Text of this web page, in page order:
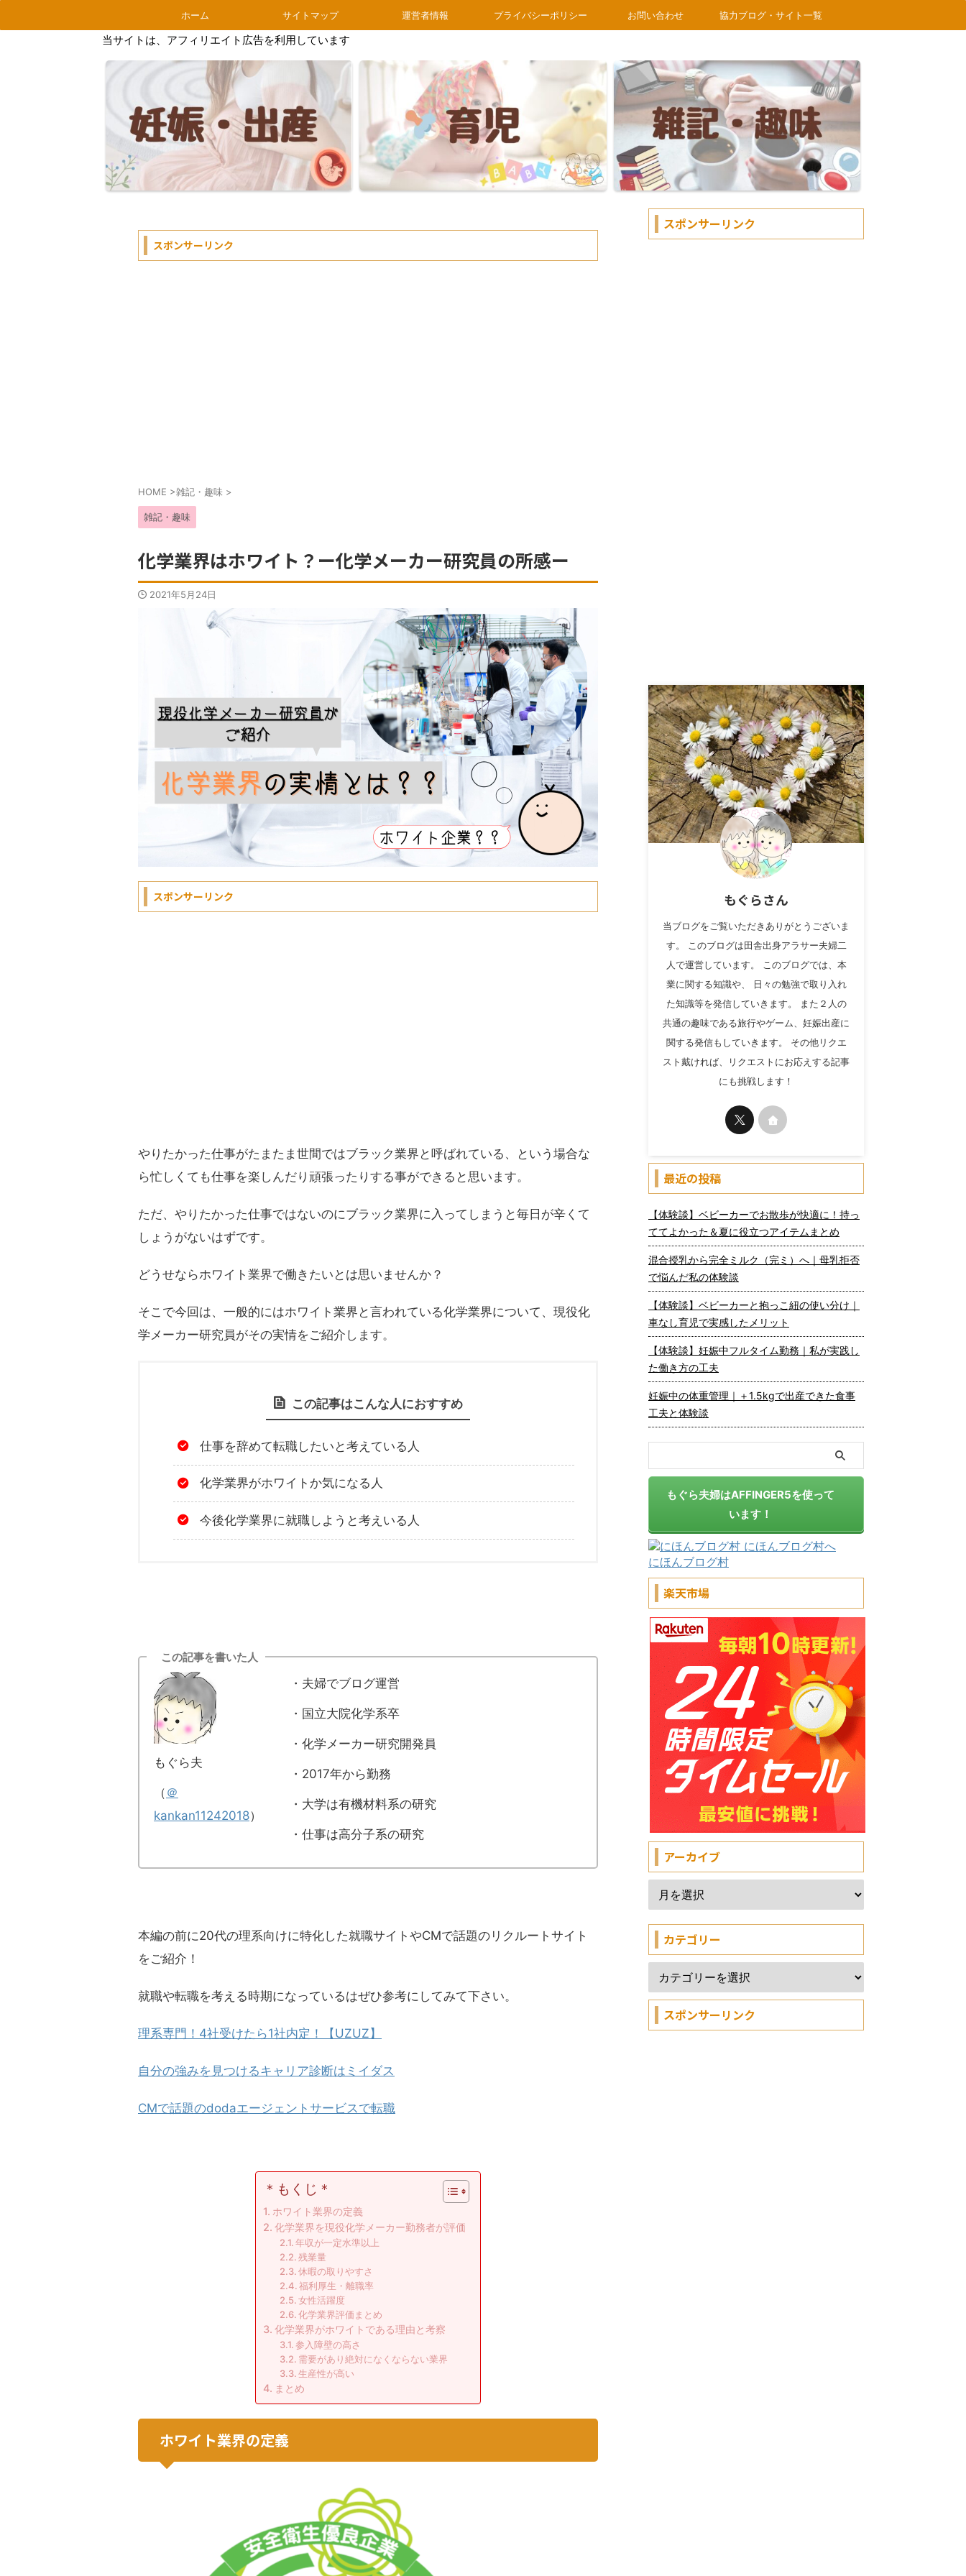
ホーム サイトマップ 運営者情報 プライバシーポリシー お問い合わせ 協力ブログ・サイト一覧
当サイトは、アフィリエイト広告を利用しています
スポンサーリンク
HOME >雑記・趣味 >
雑記・趣味
化学業界はホワイト？ー化学メーカー研究員の所感ー
2021年5月24日
スポンサーリンク
やりたかった仕事がたまたま世間ではブラック業界と呼ばれている、という場合な
ら忙しくても仕事を楽しんだり頑張ったりする事ができると思います。
ただ、やりたかった仕事ではないのにブラック業界に入ってしまうと毎日が辛くて
しょうがないはずです。
どうせならホワイト業界で働きたいとは思いませんか？
そこで今回は、一般的にはホワイト業界と言われている化学業界について、現役化
学メーカー研究員がその実情をご紹介します。
この記事はこんな人におすすめ
仕事を辞めて転職したいと考えている人
化学業界がホワイトか気になる人
今後化学業界に就職しようと考えいる人
この記事を書いた人
もぐら夫
（ ＠
kankan11242018）
・夫婦でブログ運営
・国立大院化学系卒
・化学メーカー研究開発員
・2017年から勤務
・大学は有機材料系の研究
・仕事は高分子系の研究
本編の前に20代の理系向けに特化した就職サイトやCMで話題のリクルートサイト
をご紹介！
就職や転職を考える時期になっているはぜひ参考にしてみて下さい。
理系専門！4社受けたら1社内定！【UZUZ】
自分の強みを見つけるキャリア診断は ミイダス
CMで話題のdodaエージェントサービスで転職
＊もくじ＊
ホワイト業界の定義
化学業界を現役化学メーカー勤務者が評価
年収が一定水準以上
残業量
休暇の取りやすさ
福利厚生・離職率
女性活躍度
化学業界評価まとめ
化学業界がホワイトである理由と考察
参入障壁の高さ
需要があり絶対になくならない業界
生産性が高い
まとめ
ホワイト業界の定義
スポンサーリンク
もぐらさん
当ブログをご覧いただきありがとうございま
す。 このブログは田舎出身アラサー夫婦二
人で運営しています。 このブログでは、本
業に関する知識や、 日々の勉強で取り入れ
た知識等を発信していきます。 また２人の
共通の趣味である旅行やゲーム、妊娠出産に
関する発信もしていきます。 その他リクエ
スト戴ければ、リクエストにお応えする記事
にも挑戦します！
最近の投稿
【体験談】ベビーカーでお散歩が快適に！持っ
ててよかった＆夏に役立つアイテムまとめ
混合授乳から完全ミルク（完ミ）へ｜母乳拒否
で悩んだ私の体験談
【体験談】ベビーカーと抱っこ紐の使い分け｜
車なし育児で実感したメリット
【体験談】妊娠中フルタイム勤務｜私が実践し
た働き方の工夫
妊娠中の体重管理｜＋1.5kgで出産できた食事
工夫と体験談
もぐら夫婦はAFFINGER5を使って
います！
にほんブログ村
楽天市場
アーカイブ
カテゴリー
スポンサーリンク